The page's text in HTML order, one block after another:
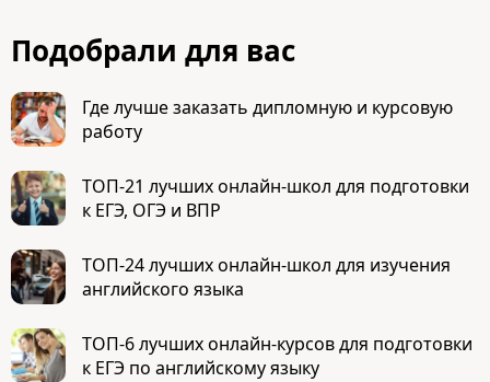
Подобрали для вас
Где лучше заказать дипломную и курсовую
работу
ТОП-21 лучших онлайн-школ для подготовки
к ЕГЭ, ОГЭ и ВПР
ТОП-24 лучших онлайн-школ для изучения
английского языка
ТОП-6 лучших онлайн-курсов для подготовки
к ЕГЭ по английскому языку